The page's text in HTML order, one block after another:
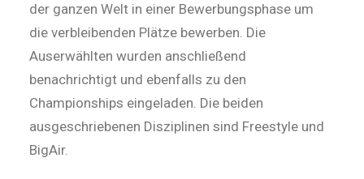
der ganzen Welt in einer Bewerbungsphase um
die verbleibenden Plätze bewerben. Die
Auserwählten wurden anschließend
benachrichtigt und ebenfalls zu den
Championships eingeladen. Die beiden
ausgeschriebenen Disziplinen sind Freestyle und
BigAir.